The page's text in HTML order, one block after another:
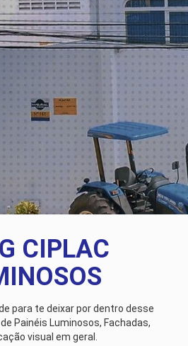
CIPLAC
para te deixar por dentro desse
Painéis Luminosos, Fachadas,
visual em geral.